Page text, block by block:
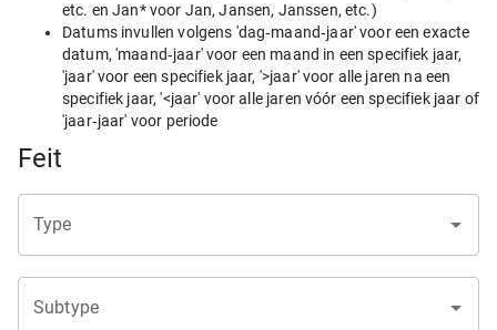
etc. en Jan* voor Jan, Jansen, Janssen, etc.)
Datums invullen volgens 'dag‑maand‑jaar' voor een exacte
datum, 'maand‑jaar' voor een maand in een specifiek jaar,
'jaar' voor een specifiek jaar, '>jaar' voor alle jaren na een
specifiek jaar, '<jaar' voor alle jaren vóór een specifiek jaar of
'jaar‑jaar' voor periode
Feit
Type
Subtype